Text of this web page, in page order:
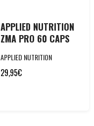
APPLIED NUTRITION
ZMA PRO 60 CAPS
APPLIED NUTRITION
29,95€